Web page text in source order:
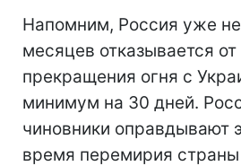
Напомним, Россия уже
месяцев отказывается от
прекращения огня с
минимум на 30 дней.
чиновники оправдывают
время перемирия